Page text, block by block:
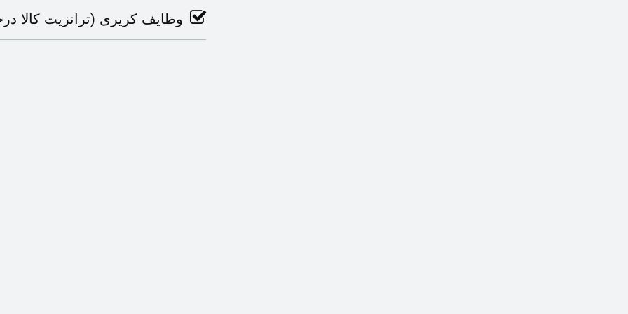
وظایف کریری (ترانزیت کالا